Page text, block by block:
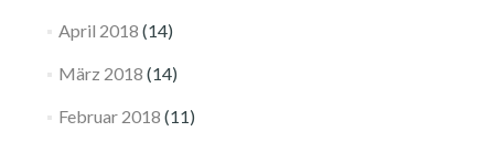
April 2018 (14)
März 2018 (14)
Februar 2018 (11)